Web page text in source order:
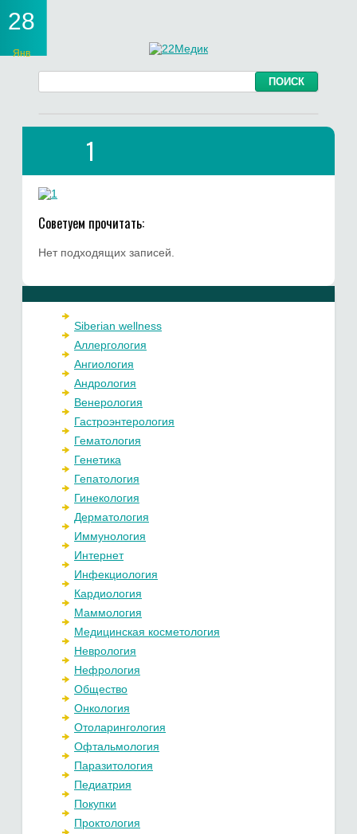
28
Янв
1
Советуем прочитать:
Нет подходящих записей.
Siberian wellness
Аллергология
Ангиология
Андрология
Венерология
Гастроэнтерология
Гематология
Генетика
Гепатология
Гинекология
Дерматология
Иммунология
Интернет
Инфекциология
Кардиология
Маммология
Медицинская косметология
Неврология
Нефрология
Общество
Онкология
Отоларингология
Офтальмология
Паразитология
Педиатрия
Покупки
Проктология